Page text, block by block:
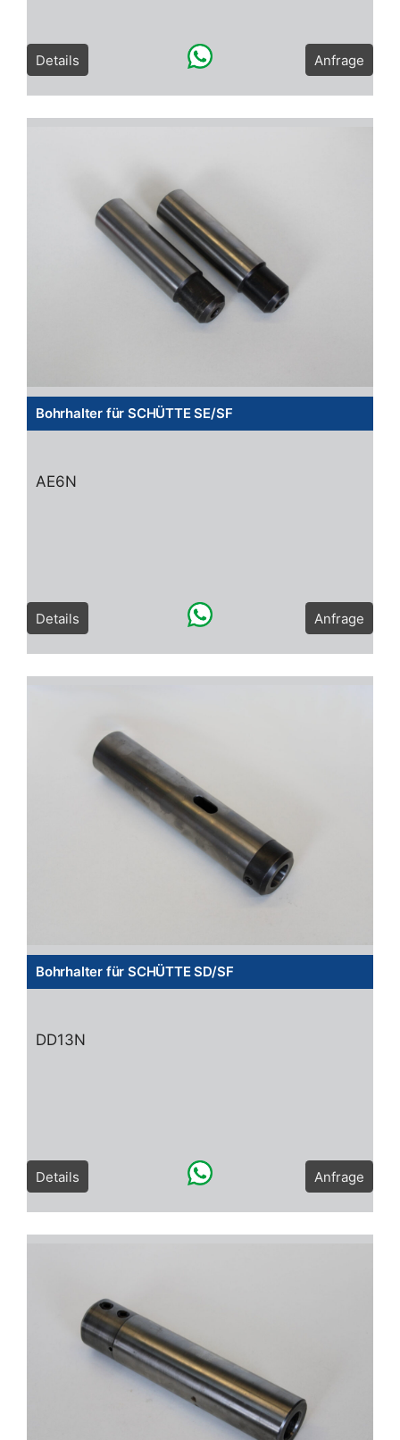
Details Anfrage
Bohrhalter für SCHÜTTE SE/SF
AE6N
Details Anfrage
Bohrhalter für SCHÜTTE SD/SF
DD13N
Details Anfrage